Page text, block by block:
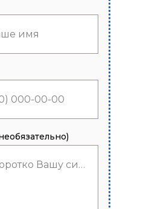
имя
Опишите коротко Вашу ситуацию